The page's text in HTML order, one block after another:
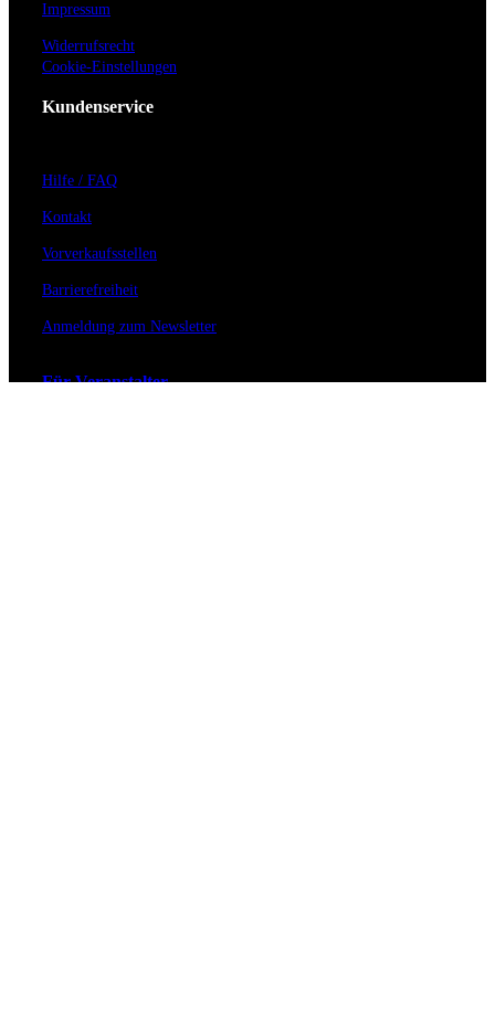
Impressum
Widerrufsrecht
Cookie-Einstellungen
Kundenservice
Hilfe / FAQ
Kontakt
Vorverkaufsstellen
Barrierefreiheit
Anmeldung zum Newsletter
Für Veranstalter